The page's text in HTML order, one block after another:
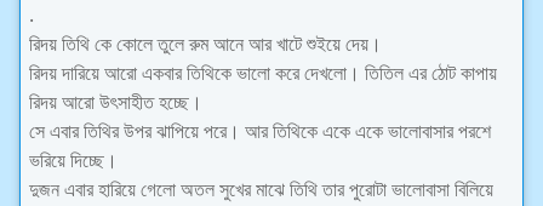
.
রিদয় তিথি কে কোলে তুলে রুম আনে আর খাটে শুইয়ে দেয়।
রিদয় দারিয়ে আরো একবার তিথিকে ভালো করে দেখলো। তিতিল এর ঠোট কাপায়
রিদয় আরো উৎসাহীত হচ্ছে।
সে এবার তিথির উপর ঝাপিয়ে পরে। আর তিথিকে একে একে ভালোবাসার পরশে
ভরিয়ে দিচ্ছে।
দুজন এবার হারিয়ে গেলো অতল সুখের মাঝে তিথি তার পুরোটা ভালোবাসা বিলিয়ে